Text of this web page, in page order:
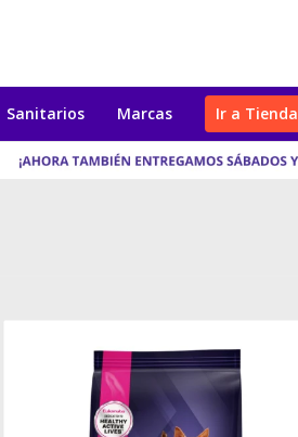
Sanitarios Marcas Ir a Tienda